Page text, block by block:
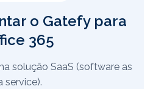
o Gatefy para
365
solução SaaS (software as
service).